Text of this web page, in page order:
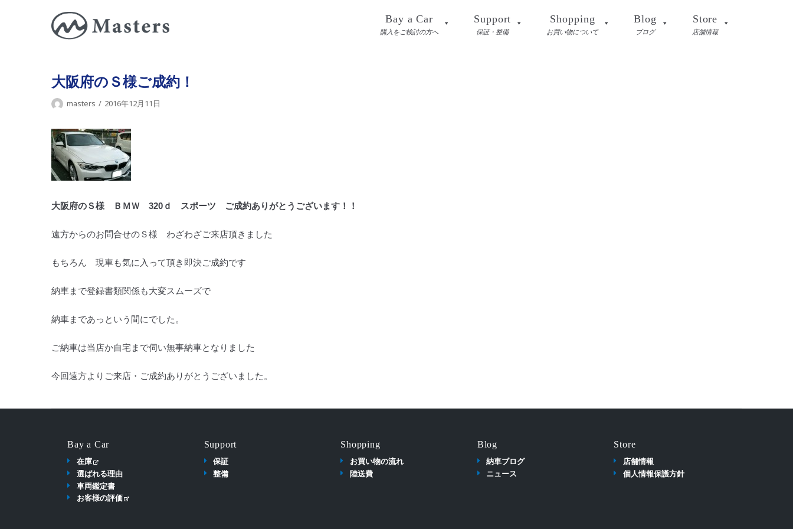
Bay a Car
購入をご検討の方へ
Support
保証・整備
Shopping
お買い物について
Blog
ブログ
Store
店舗情報
大阪府のＳ様ご成約！
masters 2016年12月11日
大阪府のＳ様 ＢＭＷ 320ｄ スポーツ ご成約ありがとうございます！！
遠方からのお問合せのＳ様 わざわざご来店頂きました
もちろん 現車も気に入って頂き即決ご成約です
納車まで登録書類関係も大変スムーズで
納車まであっという間にでした。
ご納車は当店か自宅まで伺い無事納車となりました
今回遠方よりご来店・ご成約ありがとうございました。
Bay a Car
在庫
選ばれる理由
車両鑑定書
お客様の評価
Support
保証
整備
Shopping
お買い物の流れ
陸送費
Blog
納車ブログ
ニュース
Store
店舗情報
個人情報保護方針